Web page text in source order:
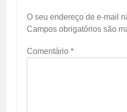
O seu endereço de e-mail
Campos obrigatórios são
Comentário *